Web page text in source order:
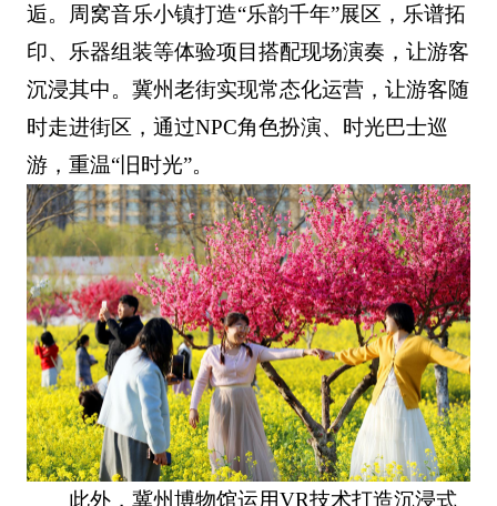
逅。周窝音乐小镇打造“乐韵千年”展区，乐谱拓
印、乐器组装等体验项目搭配现场演奏，让游客
沉浸其中。冀州老街实现常态化运营，让游客随
时走进街区，通过NPC角色扮演、时光巴士巡
游，重温“旧时光”。
此外，冀州博物馆运用VR技术打造沉浸式